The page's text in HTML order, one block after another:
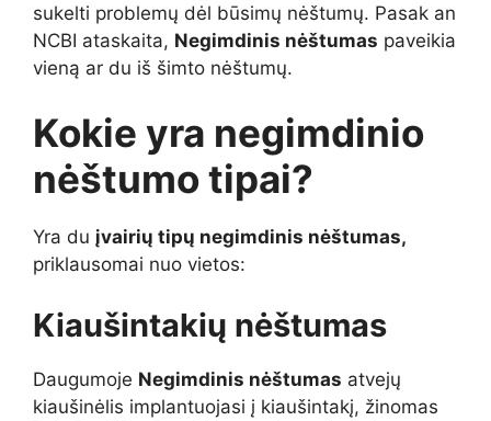
sukelti problemų dėl būsimų nėštumų. Pasak an
NCBI ataskaita, Negimdinis nėštumas paveikia
vieną ar du iš šimto nėštumų.
Kokie yra negimdinio
nėštumo tipai?
Yra du įvairių tipų negimdinis nėštumas,
priklausomai nuo vietos:
Kiaušintakių nėštumas
Daugumoje Negimdinis nėštumas atvejų
kiaušinėlis implantuojasi į kiaušintakį, žinomas